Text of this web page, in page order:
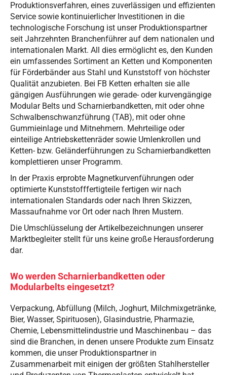
Produktionsverfahren, eines zuverlässigen und effizienten
Service sowie kontinuierlicher Investitionen in die
technologische Forschung ist unser Produktionspartner
seit Jahrzehnten Branchenführer auf dem nationalen und
internationalen Markt. All dies ermöglicht es, den Kunden
ein umfassendes Sortiment an Ketten und Komponenten
für Förderbänder aus Stahl und Kunststoff von höchster
Qualität anzubieten. Bei FB Ketten erhalten sie alle
gängigen Ausführungen wie gerade- oder kurvengängige
Modular Belts und Scharnierbandketten, mit oder ohne
Schwalbenschwanzführung (TAB), mit oder ohne
Gummieinlage und Mitnehmern. Mehrteilige oder
einteilige Antriebskettenräder sowie Umlenkrollen und
Ketten- bzw. Geländerführungen zu Scharnierbandketten
komplettieren unser Programm.
In der Praxis erprobte Magnetkurvenführungen oder
optimierte Kunststofffertigteile fertigen wir nach
internationalen Standards oder nach Ihren Skizzen,
Massaufnahme vor Ort oder nach Ihren Mustern.
Die Umschlüsselung der Artikelbezeichnungen unserer
Marktbegleiter stellt für uns keine große Herausforderung
dar.
Wo werden Scharnierbandketten oder
Modularbelts eingesetzt?
Verpackung, Abfüllung (Milch, Joghurt, Milchmixgetränke,
Bier, Wasser, Spirituosen), Glasindustrie, Pharmazie,
Chemie, Lebensmittelindustrie und Maschinenbau – das
sind die Branchen, in denen unsere Produkte zum Einsatz
kommen, die unser Produktionspartner in
Zusammenarbeit mit einigen der größten Stahlhersteller